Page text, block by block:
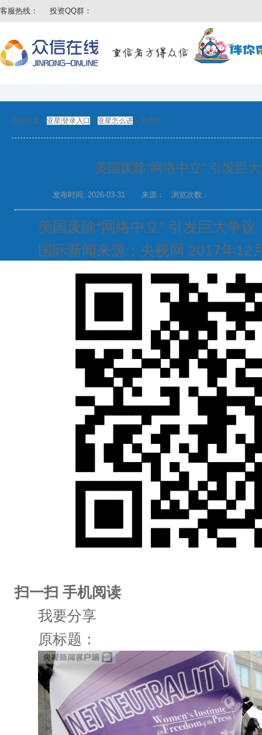
客服热线： 投资QQ群：
当前位置： 亚星|登录入口 > 亚星怎么进 > 文章页
美国废除“网络中立” 引发巨
发布时间: 2026-03-31 来源： 浏览次数：
美国废除“网络中立” 引发巨大争议
国际新闻来源：央视网 2017年12
扫一扫 手机阅读
我要分享
原标题：